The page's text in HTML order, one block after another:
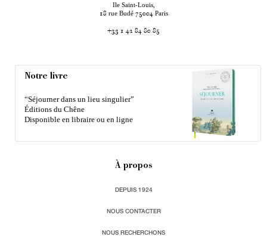
Ile Saint-Louis,
18 rue Budé 75004 Paris
+33 1 42 84 80 85
Notre livre
“Séjourner dans un lieu singulier”
Éditions du Chêne
Disponible en libraire ou en ligne
À propos
DEPUIS 1924
NOUS CONTACTER
NOUS RECHERCHONS